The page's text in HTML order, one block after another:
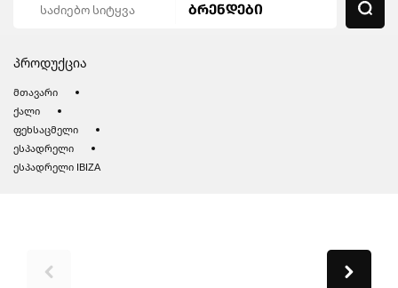
პროდუქცია
მთავარი
ქალი
ფეხსაცმელი
ესპადრელი
ესპადრელი IBIZA